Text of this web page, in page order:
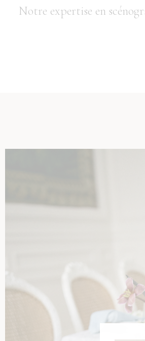
Notre expertise en